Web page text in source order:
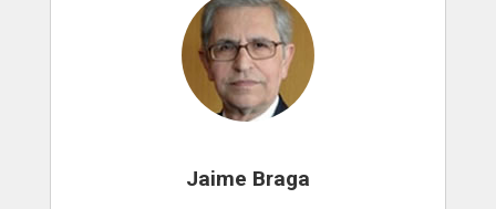
Jaime Braga